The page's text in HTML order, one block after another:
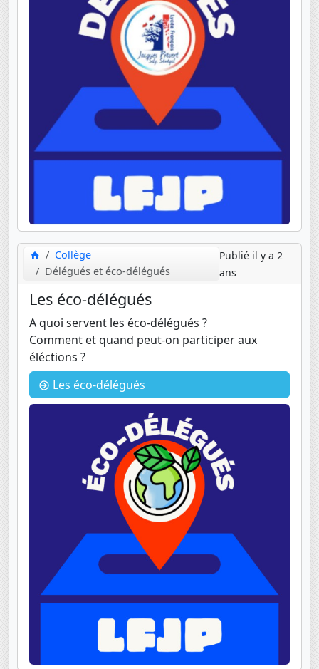
Collège
Délégués et éco-délégués
Publié il y a 2
ans
Les éco-délégués
A quoi servent les éco-délégués ?
Comment et quand peut-on participer aux
éléctions ?
Les éco-délégués